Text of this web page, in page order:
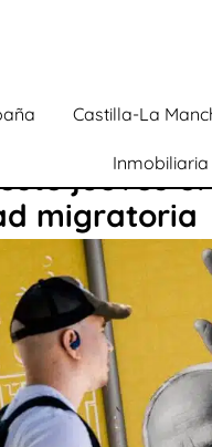
Castilla-La
Inmobiliaria
jueves
migratoria